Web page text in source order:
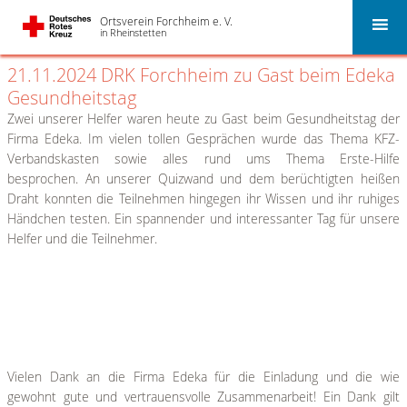
Ortsverein Forchheim e. V.
in Rheinstetten
21. November 2024 19:11
21.11.2024 DRK Forchheim zu Gast beim Edeka
Gesundheitstag
Zwei unserer Helfer waren heute zu Gast beim Gesundheitstag der
Firma Edeka. Im vielen tollen Gesprächen wurde das Thema KFZ-
Verbandskasten sowie alles rund ums Thema Erste-Hilfe
besprochen. An unserer Quizwand und dem berüchtigten heißen
Draht konnten die Teilnehmen hingegen ihr Wissen und ihr ruhiges
Händchen testen. Ein spannender und interessanter Tag für unsere
Helfer und die Teilnehmer.
Vielen Dank an die Firma Edeka für die Einladung und die wie
gewohnt gute und vertrauensvolle Zusammenarbeit! Ein Dank gilt